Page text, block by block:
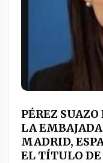
PÉREZ
LA
MADRID,
EL TÍTULO DE